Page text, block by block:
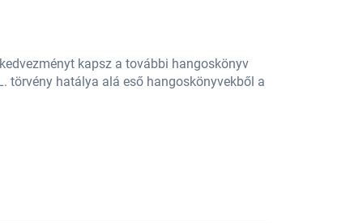
kapsz a további hangoskönyv
törvény hatálya alá eső hangoskönyvekből a